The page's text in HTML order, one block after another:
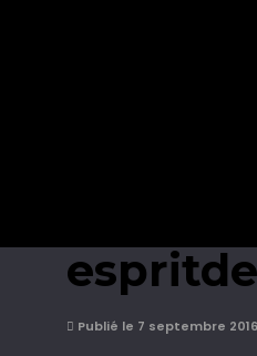
Publié le 7 septembre 2016